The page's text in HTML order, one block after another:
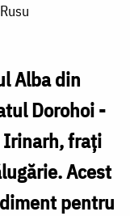
Alba din
Dorohoi -
Irinarh, frați
Acest
pentru